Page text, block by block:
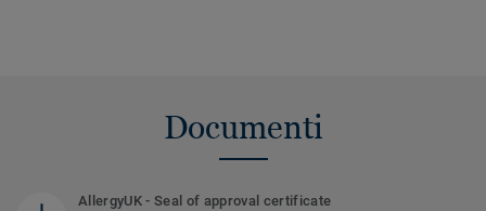
Documenti
AllergyUK - Seal of approval certificate